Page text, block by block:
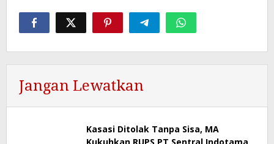
Jangan Lewatkan
Kasasi Ditolak Tanpa Sisa, MA
Kukuhkan RUPS PT Sentral Indotama